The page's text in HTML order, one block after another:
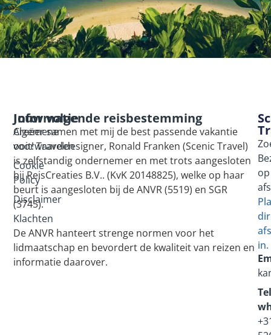
op
in.
Informatie
Algemene
voorwaarden
Cookie
Policy
Disclaimer
Klachten
Jouw volgende reisbestemming
Creëer samen met mij de best passende vakantie
ooit! Traveldesigner, Ronald Franken (Scenic Travel)
is zelfstandig ondernemer en met trots aangesloten
bij ReisCreaties B.V.. (KvK 20148825), welke op haar
beurt is aangesloten bij de ANVR (5519) en SGR
(3745).
De ANVR hanteert strenge normen voor het
lidmaatschap en bevordert de kwaliteit van reizen en
informatie daarover.